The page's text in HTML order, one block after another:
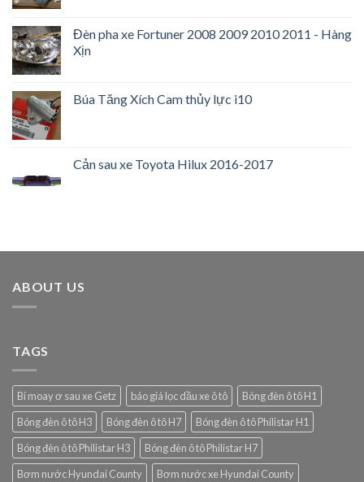
Đèn pha xe Fortuner 2008 2009 2010 2011 - Hàng
Xịn
Búa Tăng Xích Cam thủy lực i10
Cản sau xe Toyota Hilux 2016-2017
ABOUT US
TAGS
Bi moay ơ sau xe Getz báo giá lọc dầu xe ô tô
Bóng đèn ô tô H1
Bóng đèn ô tô H3
Bóng đèn ô tô H7
Bóng đèn ô tô Philistar H1
Bóng đèn ô tô Philistar H3
Bóng đèn ô tô Philistar H7
Bơm nước Hyundai County
Bơm nước xe Hyundai County